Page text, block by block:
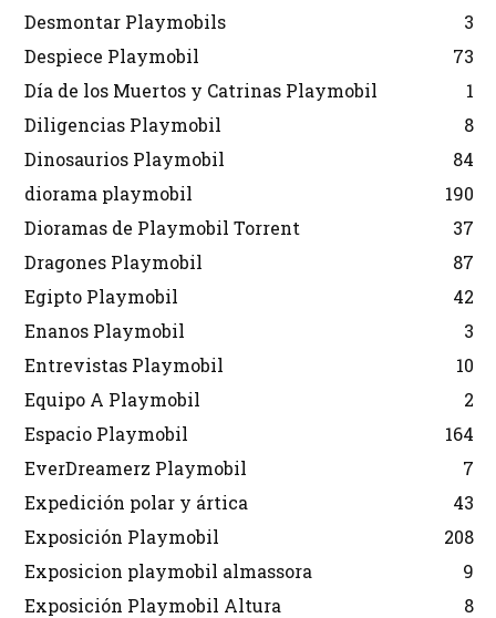
Desmontar Playmobils
3
Despiece Playmobil
73
Día de los Muertos y Catrinas Playmobil
1
Diligencias Playmobil
8
Dinosaurios Playmobil
84
diorama playmobil
190
Dioramas de Playmobil Torrent
37
Dragones Playmobil
87
Egipto Playmobil
42
Enanos Playmobil
3
Entrevistas Playmobil
10
Equipo A Playmobil
2
Espacio Playmobil
164
EverDreamerz Playmobil
7
Expedición polar y ártica
43
Exposición Playmobil
208
Exposicion playmobil almassora
9
Exposición Playmobil Altura
8